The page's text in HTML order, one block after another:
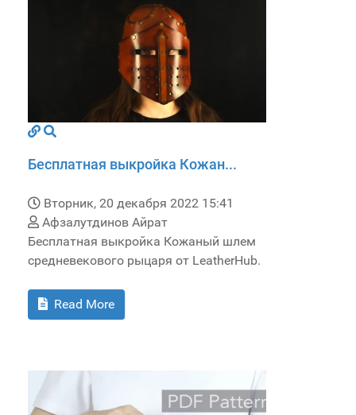
Бесплатная выкройка Кожан...
Вторник, 20 декабря 2022 15:41
Афзалутдинов Айрат
Бесплатная выкройка Кожаный шлем
средневекового рыцаря от LeatherHub.
Read More